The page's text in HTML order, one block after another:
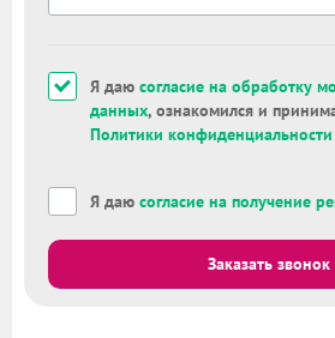
Я даю согласие на обработку
данных, ознакомился и
Политики конфиденциальности
Я даю согласие на получение
Заказать звонок